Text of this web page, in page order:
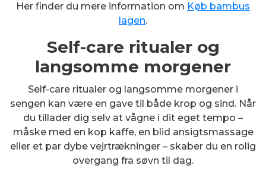
Her finder du mere information om Køb bambus
lagen.
Self-care ritualer og
langsomme morgener
Self-care ritualer og langsomme morgener i
sengen kan være en gave til både krop og sind. Når
du tillader dig selv at vågne i dit eget tempo –
måske med en kop kaffe, en blid ansigtsmassage
eller et par dybe vejrtrækninger – skaber du en rolig
overgang fra søvn til dag.